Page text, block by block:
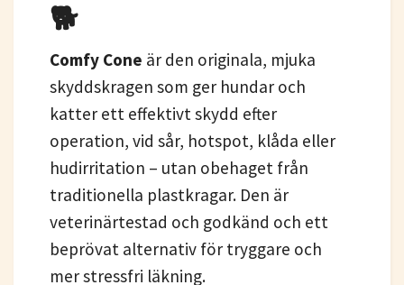
🐕
Comfy Cone är den originala, mjuka
skyddskragen som ger hundar och
katter ett effektivt skydd efter
operation, vid sår, hotspot, klåda eller
hudirritation – utan obehaget från
traditionella plastkragar. Den är
veterinärtestad och godkänd och ett
beprövat alternativ för tryggare och
mer stressfri läkning.